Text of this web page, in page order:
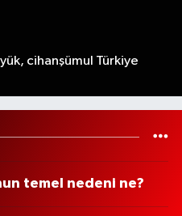
cihanşümul Türkiye
temel nedeni ne?